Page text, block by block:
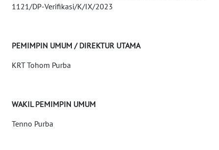
1121/DP-Verifikasi/K/IX/2023
PEMIMPIN UMUM / DIREKTUR UTAMA
KRT Tohom Purba
WAKIL PEMIMPIN UMUM
Tenno Purba
SERBA-
OPINI
Informasi
BERITA
KONTAK